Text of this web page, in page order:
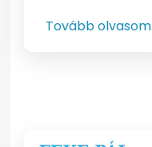
Tovább olvasom